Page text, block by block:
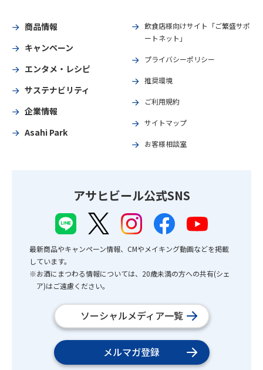
商品情報
キャンペーン
エンタメ・レシピ
サステナビリティ
企業情報
Asahi Park
飲食店様向けサイト「ご繁盛サポ
ートネット」
プライバシーポリシー
推奨環境
ご利用規約
サイトマップ
お客様相談室
アサヒビール公式SNS
最新商品やキャンペーン情報、CMやメイキング動画などを掲載
しています。
※お酒にまつわる情報については、20歳未満の方への共有(シェ
ア)はご遠慮ください。
ソーシャルメディア一覧
メルマガ登録